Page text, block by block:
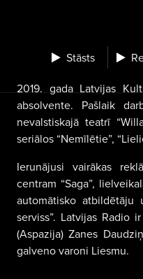
Stāsts
2019. gada Latvijas
absolvente. Pašlaik
nevalstiskajā teatrī
seriālos “Nemīlētie”,
Ierunājusi vairākas
centram “Saga”,
automātisko atbildētāju
serviss”. Latvijas Radio
(Aspazija) Zanes
galveno varoni Liesmu.